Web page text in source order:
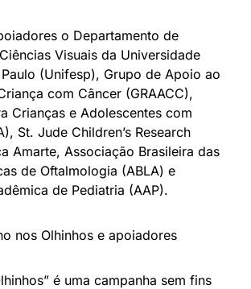
o Departamento de
Visuais da Universidade
(Unifesp), Grupo de Apoio ao
com Câncer (GRAACC),
Crianças e Adolescentes com
St. Jude Children’s Research
Amarte, Associação Brasileira das
de Oftalmologia (ABLA) e
de Pediatria (AAP).
nos Olhinhos e apoiadores
é uma campanha sem fins